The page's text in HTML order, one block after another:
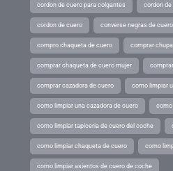
cordon de cuero para colgantes cordon de
cordon de cuero converse negras de cuero
compro chaqueta de cuero comprar
comprar chaqueta de cuero mujer
comprar cazadora de cuero como limpiar
como limpiar una cazadora de cuero como
como limpiar tapiceria de cuero del coche
como limpiar chaqueta de cuero como
como limpiar asientos de cuero de coche